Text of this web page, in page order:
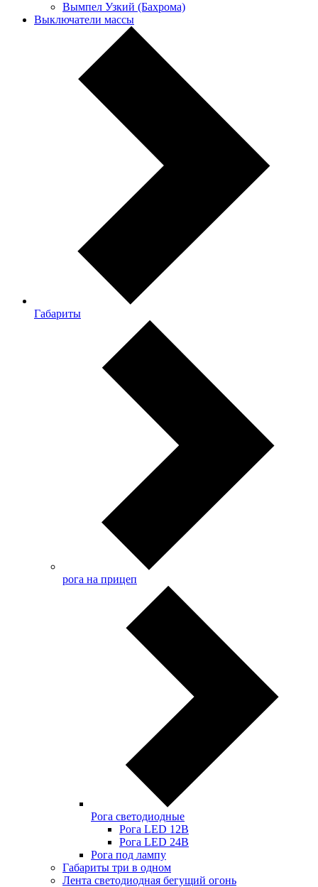
Вымпел Узкий (Бахрома)
Выключатели массы
Габариты
рога на прицеп
Рога светодиодные
Рога LED 12В
Рога LED 24В
Рога под лампу
Габариты три в одном
Лента светодиодная бегущий огонь